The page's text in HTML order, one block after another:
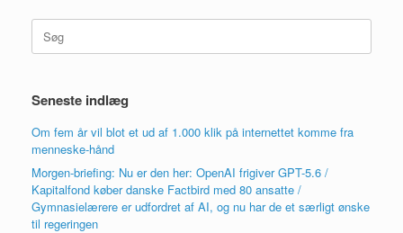
Søg
efter:
Seneste indlæg
Om fem år vil blot et ud af 1.000 klik på internettet komme fra
menneske-hånd
Morgen-briefing: Nu er den her: OpenAI frigiver GPT-5.6 /
Kapitalfond køber danske Factbird med 80 ansatte /
Gymnasielærere er udfordret af AI, og nu har de et særligt ønske
til regeringen